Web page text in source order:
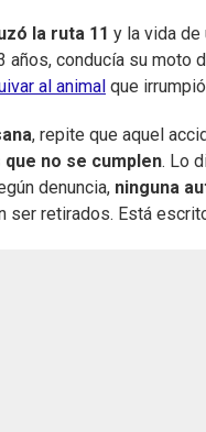
la ruta 11 y la vida de
años, conducía su moto
al animal que
, repite que aquel
no se cumplen. Lo
denuncia, ninguna
ser retirados. Está